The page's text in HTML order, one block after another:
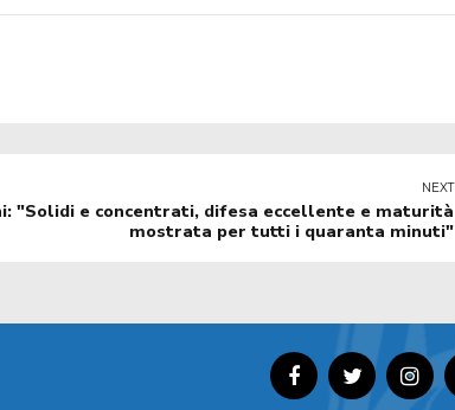
NEXT
"Solidi e concentrati, difesa eccellente e maturità
mostrata per tutti i quaranta minuti"